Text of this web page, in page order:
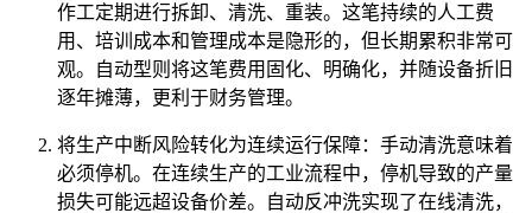
作工定期进行拆卸、清洗、重装。这笔持续的人工费
用、培训成本和管理成本是隐形的，但长期累积非常可
观。自动型则将这笔费用固化、明确化，并随设备折旧
逐年摊薄，更利于财务管理。
将生产中断风险转化为连续运行保障：手动清洗意味着
必须停机。在连续生产的工业流程中，停机导致的产量
损失可能远超设备价差。自动反冲洗实现了在线清洗，